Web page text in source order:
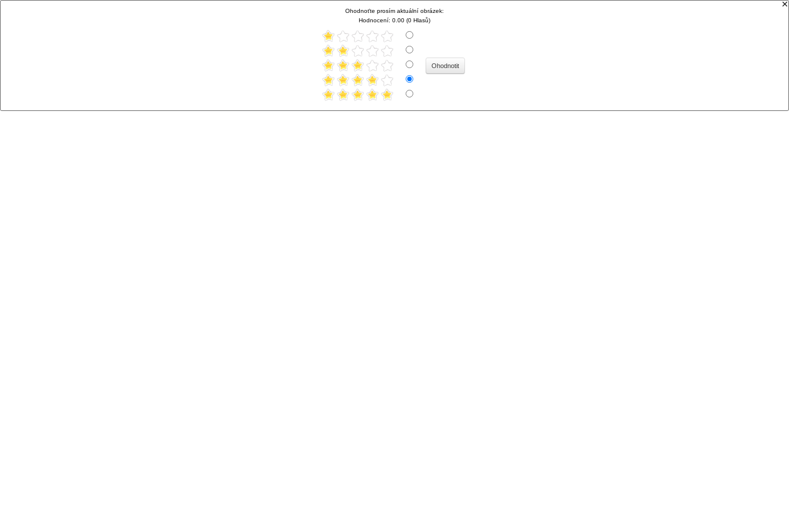
Ohodnoťte prosím aktuální obrázek:
Hodnocení: 0.00 (0 Hlasů)